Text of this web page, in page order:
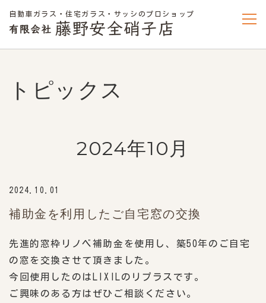
自動車ガラス・住宅ガラス・サッシのプロショップ
トピックス
2024年10月
2024.10.01
補助金を利用したご自宅窓の交換
先進的窓枠リノベ補助金を使用し、築50年のご自宅
の窓を交換させて頂きました。
今回使用したのはLIXILのリプラスです。
ご興味のある方はぜひご相談ください。